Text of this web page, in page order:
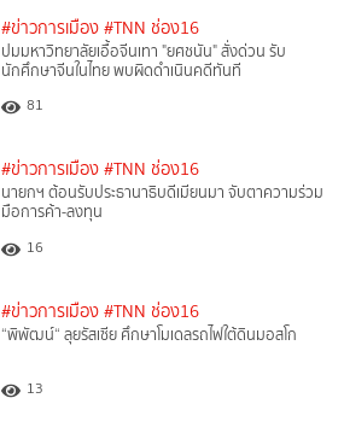
#ข่าวการเมือง #TNN ช่อง16
ปมมหาวิทยาลัยเอื้อจีนเทา "ยศชนัน" สั่งด่วน รับ
นักศึกษาจีนในไทย พบผิดดำเนินคดีทันที
81
#ข่าวการเมือง #TNN ช่อง16
นายกฯ ต้อนรับประธานาธิบดีเมียนมา จับตาความร่วม
มือการค้า-ลงทุน
16
#ข่าวการเมือง #TNN ช่อง16
“พิพัฒน์“ ลุยรัสเซีย ศึกษาโมเดลรถไฟใต้ดินมอสโก
13